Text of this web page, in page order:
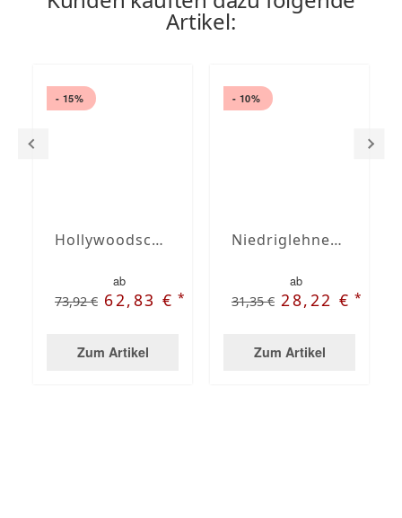
Artikel:
- 15%
Hollywoodschaukel-Auflage nach Maß mit Stegsaum
ab
73,92 € 62,83 €*
Zum Artikel
- 10%
Niedriglehner-Auflage nach Maß mit Stehsaum
ab
31,35 € 28,22 €*
Zum Artikel